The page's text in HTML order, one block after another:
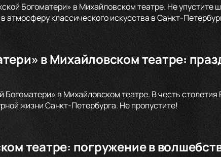
Богоматери» в Михайловском театре. Не упустите
классического искусства в Санкт-
в Михайловском театре:
в Михайловском театре. В честь столетия
жизни Санкт-Петербурга. Не пропустите!
театре: погружение в